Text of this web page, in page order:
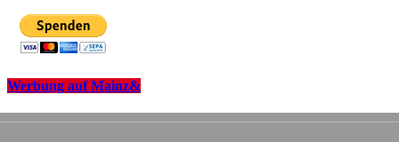
Werbung auf Mainz&